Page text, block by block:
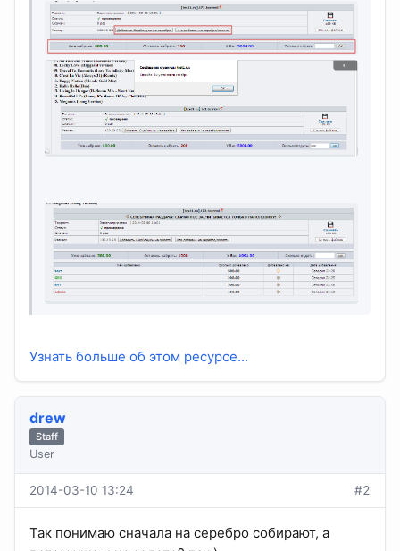
Узнать больше об этом ресурсе...
drew
Staff
User
2014-03-10 13:24 #2
Так понимаю сначала на серебро собирают, а